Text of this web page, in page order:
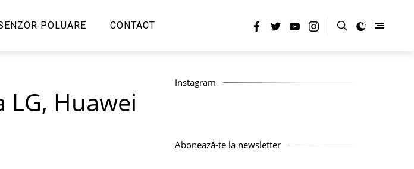
POLUARE CONTACT
LG, Huawei
Instagram
Abonează-te la newsletter